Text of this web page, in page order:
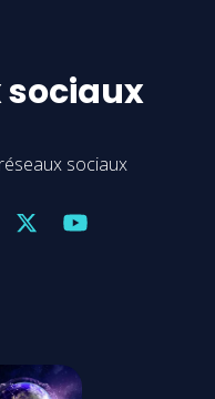
sociaux
sociaux